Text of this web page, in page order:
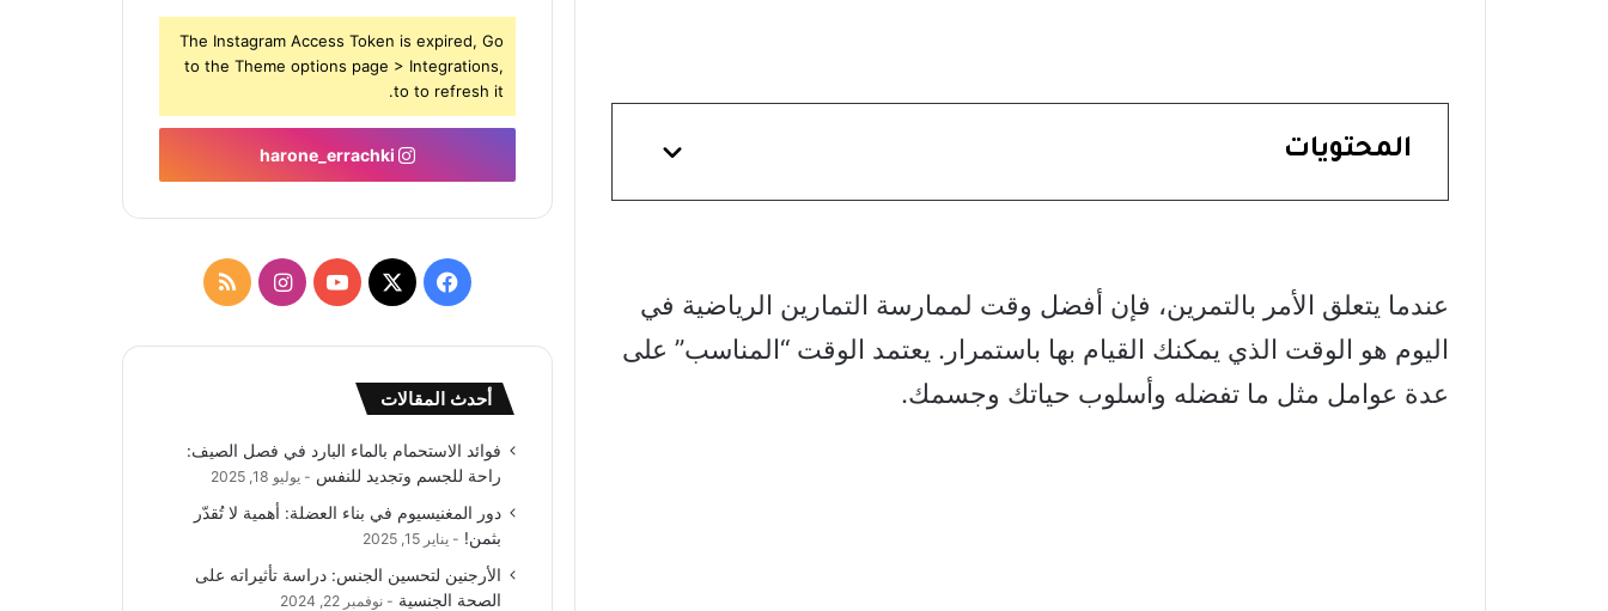
المحتويات
عندما يتعلق الأمر بالتمرين، فإن أفضل وقت لممارسة التمارين الرياضية في
اليوم هو الوقت الذي يمكنك القيام بها باستمرار. يعتمد الوقت “المناسب” على
عدة عوامل مثل ما تفضله وأسلوب حياتك وجسمك.
The Instagram Access Token is expired, Go
to the Theme options page > Integrations,
to to refresh it.
فيسبوك
‫X
‫YouTubeانستقرامملخص
أحدث المقالات
فوائد الاستحمام بالماء البارد في فصل الصيف:
راحة للجسم وتجديد للنفس
يوليو 18, 2025
دور المغنيسيوم في بناء العضلة: أهمية لا تُقدّر
بثمن!
يناير 15, 2025
الأرجنين لتحسين الجنس: دراسة تأثيراته على
الصحة الجنسية
نوفمبر 22, 2024